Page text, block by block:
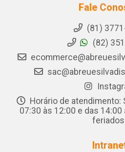
Fale
(81)
(82)
Horário de atendimento:
07:30 às 12:00 e das